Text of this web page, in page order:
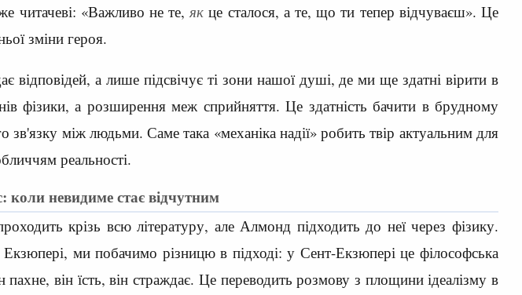
читачеві: «Важливо не те,як це сталося, а те, що ти тепер відчуваєш». Це
зміни героя.
відповідей, а лише підсвічує ті зони нашої душі, де ми ще здатні вірити в
фізики, а розширення меж сприйняття. Це здатність бачити в брудному
між людьми. Саме така «механіка надії» робить твір актуальним для
реальності.
коли невидиме стає відчутним
крізь всю літературу, але Алмонд підходить до неї через фізику.
ми побачимо різницю в підході: у Сент-Екзюпері це філософська
він їсть, він страждає. Це переводить розмову з площини ідеалізму в